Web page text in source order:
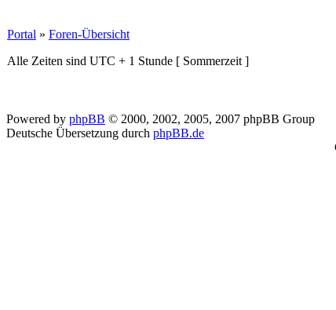
Portal » Foren-Übersicht
Alle Zeiten sind UTC + 1 Stunde [ Sommerzeit ]
Powered by phpBB © 2000, 2002, 2005, 2007 phpBB Group
Deutsche Übersetzung durch phpBB.de